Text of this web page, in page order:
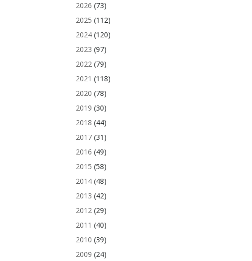
2026 (73)
2025 (112)
2024 (120)
2023 (97)
2022 (79)
2021 (118)
2020 (78)
2019 (30)
2018 (44)
2017 (31)
2016 (49)
2015 (58)
2014 (48)
2013 (42)
2012 (29)
2011 (40)
2010 (39)
2009 (24)